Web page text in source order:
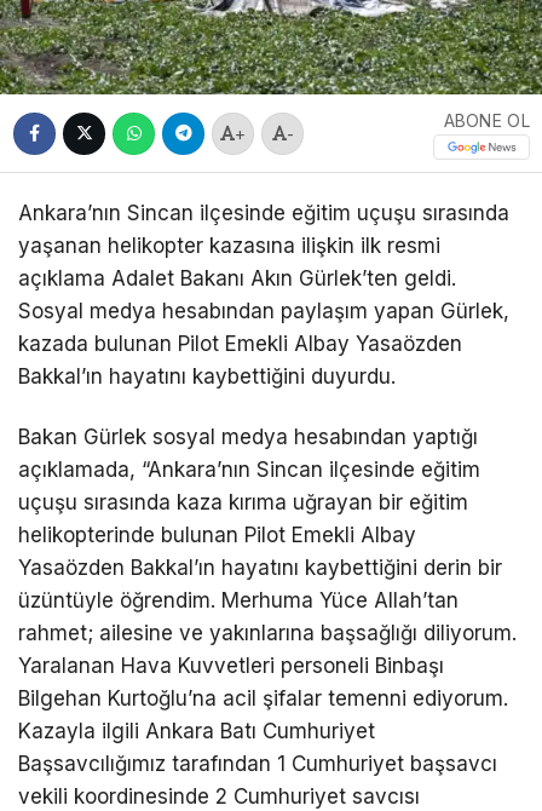
+ -
ABONE OL
Ankara’nın Sincan ilçesinde eğitim uçuşu sırasında
yaşanan helikopter kazasına ilişkin ilk resmi
açıklama Adalet Bakanı Akın Gürlek’ten geldi.
Sosyal medya hesabından paylaşım yapan Gürlek,
kazada bulunan Pilot Emekli Albay Yasaözden
Bakkal’ın hayatını kaybettiğini duyurdu.
Bakan Gürlek sosyal medya hesabından yaptığı
açıklamada, “Ankara’nın Sincan ilçesinde eğitim
uçuşu sırasında kaza kırıma uğrayan bir eğitim
helikopterinde bulunan Pilot Emekli Albay
Yasaözden Bakkal’ın hayatını kaybettiğini derin bir
üzüntüyle öğrendim. Merhuma Yüce Allah’tan
rahmet; ailesine ve yakınlarına başsağlığı diliyorum.
Yaralanan Hava Kuvvetleri personeli Binbaşı
Bilgehan Kurtoğlu’na acil şifalar temenni ediyorum.
Kazayla ilgili Ankara Batı Cumhuriyet
Başsavcılığımız tarafından 1 Cumhuriyet başsavcı
vekili koordinesinde 2 Cumhuriyet savcısı